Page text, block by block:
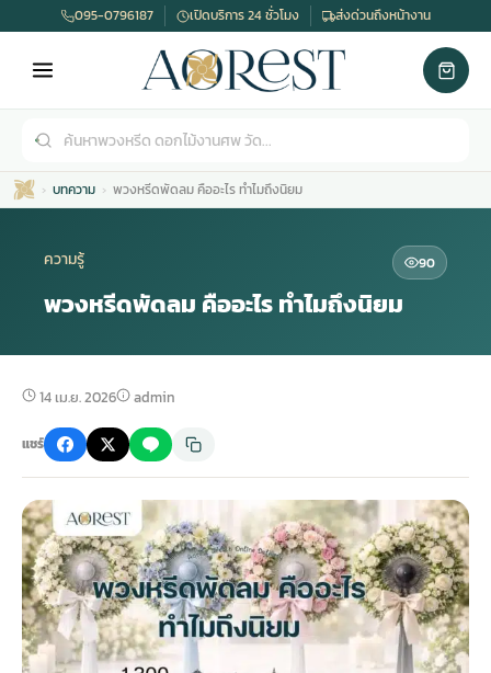
ดอกไม้จัดงานศพ
จัดดอกไม้หน้าศพ
ดอกไม้หน้าหีบ
ดอกไม้หน้างานศพ
พวงหรีดราคา
สั่งพวงหรีด
ร้านพวงหรีด
ดอกไม้พวงหรีด
น้าเมรุ
มรุสีขาว
ไม้หน้าเมรุ
กไม้หน้าเมรุ
ไม้งานแต่ง ราคา
ไม้งานแต่ง ราคาถูก
ไม้งานแต่ง กรุงเทพ
อกไม้งานแต่ง
พวงหรีดพัดลม ราคา
พวงหรีดพัดลม ราคาถูก
พวงหรีดพัดลม กรุงเทพ
พวงหรีดพัดลม ส่งด่วน
รับจัดงานศพ ราคา
รับจัดงานศพ ครบวงจร
รับจัดงานศพ กรุงเทพ
แพ็คเกจจัดงานศพ
095-0796187 เปิดบริการ 24 ชั่วโมง ส่งด่วนถึงหน้างาน
บทความ พวงหรีดพัดลม คืออะไร ทำไมถึงนิยม
ความรู้ 90
พวงหรีดพัดลม คืออะไร ทำไมถึงนิยม
14 เม.ย. 2026 admin
แชร์